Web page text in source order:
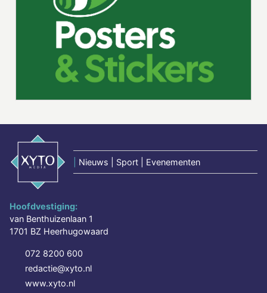
Nieuws | Sport | Evenementen
Hoofdvestiging:
van Benthuizenlaan 1
1701 BZ Heerhugowaard
072 8200 600
redactie@xyto.nl
www.xyto.nl